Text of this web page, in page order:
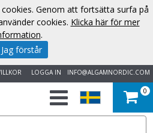
INFO@ALGAMNORDIC.COM
LOGGA IN
0
Genom att fortsätta surfa på
cookies. Klicka här för mer
.
Jag förstår